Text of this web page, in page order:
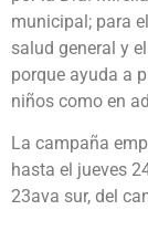
municipal; para
salud general y
porque ayuda a
niños como en
La campaña
hasta el jueves
23ava sur, del